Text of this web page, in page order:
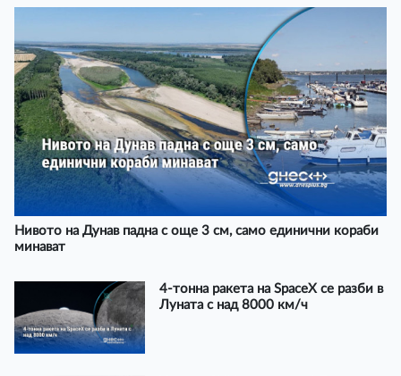
Нивото на Дунав падна с още 3 см, само единични кораби
минават
4-тонна ракета на SpaceX се разби в
Луната с над 8000 км/ч